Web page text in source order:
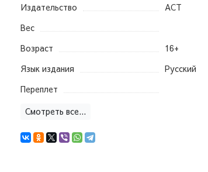
Издательство
АСТ
Вес
Возраст
16+
Язык издания
Русский
Переплет
Смотреть все...